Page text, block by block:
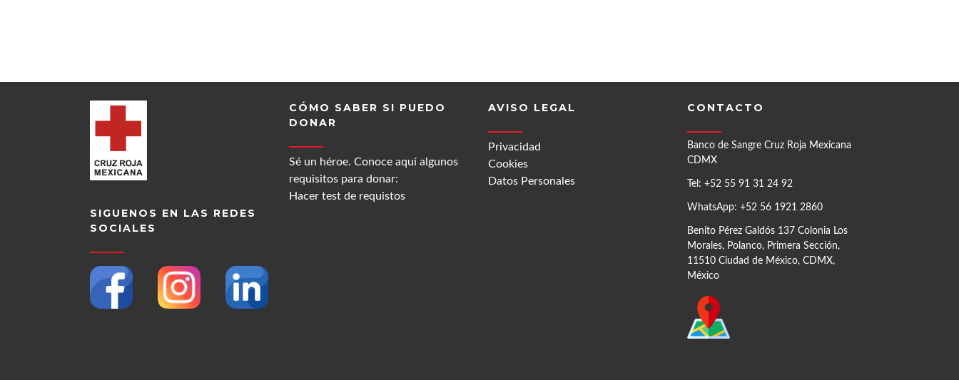
SIGUENOS EN LAS REDES
SOCIALES
CÓMO SABER SI PUEDO
DONAR
Sé un héroe. Conoce aquí algunos
requisitos para donar:
Hacer test de requistos
AVISO LEGAL
Privacidad
Cookies
Datos Personales
CONTACTO
Banco de Sangre Cruz Roja Mexicana
CDMX
Tel: +52 55 91 31 24 92
WhatsApp: +52 56 1921 2860
Benito Pérez Galdós 137 Colonia Los
Morales, Polanco, Primera Sección,
11510 Ciudad de México, CDMX,
México